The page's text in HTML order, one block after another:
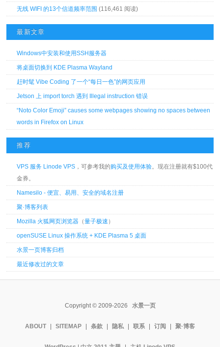
无线 WIFI 的13个信道频率范围 (116,461 阅读)
最新文章
Windows中安装和使用SSH服务器
将桌面切换到 KDE Plasma Wayland
赶时髦 Vibe Coding 了一个“每日一色”的网页应用
Jetson 上 import torch 遇到 Illegal instruction 错误
“Noto Color Emoji” causes some webpages showing no spaces between
words in Firefox on Linux
推荐
VPS 服务 Linode VPS ，可参考我的购买及使用体验。现在注册就有$100代
金券。
Namesilo - 便宜、易用、安全的域名注册
聚·博客列表
Mozilla 火狐网页浏览器 （量子极速 ）
openSUSE Linux 操作系统 + KDE Plasma 5 桌面
水景一页博客归档
最近修改过的文章
Copyright © 2009-2026 水景一页
ABOUT SITEMAP 条款 隐私 联系 订阅 聚·博客